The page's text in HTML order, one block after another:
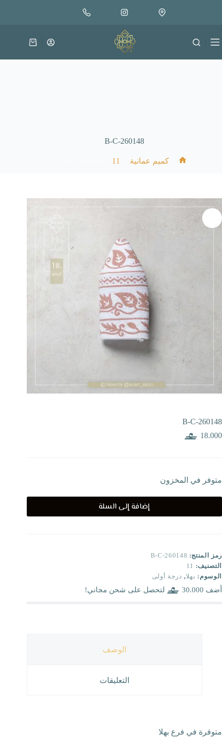
متوفر في المخزون
إضافة إلى السلة
عربة
B-C-260148
كميم عمانية 11
B-C-260148
18.000
متوفر في المخزون
إضافة إلى السلة
رمز المنتج: B-C-260148
التصنيف: 11
الوسوم: بهلا, درجة أولى
أضف 30.000 لتحصل على شحن مجاني!
الوصف
التعليقات
متوفرة في فرع بهلا